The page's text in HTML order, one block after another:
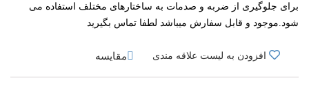
برای جلوگیری از ضربه و صدمات به ساختارهای مختلف استفاده می
شود.موجود و قابل سفارش میباشد لطفا تماس بگیرید
افزودن به لیست علاقه مندی مقایسه